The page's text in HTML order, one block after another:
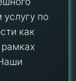
по
как
рамках